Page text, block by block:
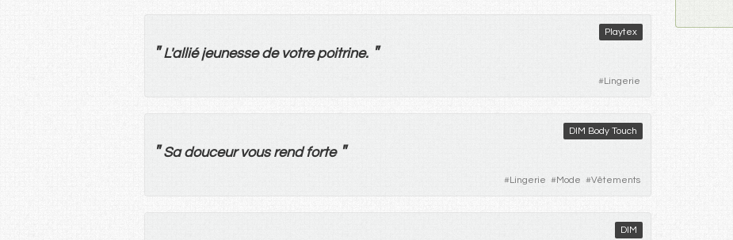
Playtex
"L'allié jeunesse de votre poitrine. "
#Lingerie
DIM Body Touch
" Sa douceur vous rend forte "
#Lingerie #Mode #Vêtements
DIM